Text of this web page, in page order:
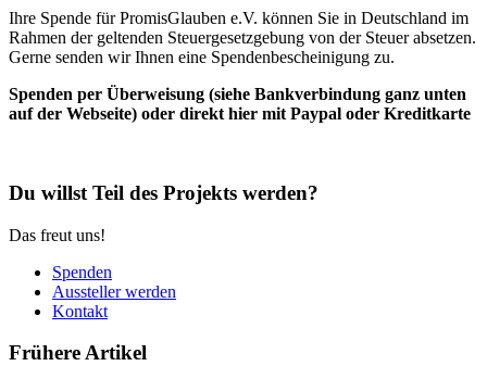
Ihre Spende für PromisGlauben e.V. können Sie in Deutschland im
Rahmen der geltenden Steuergesetzgebung von der Steuer absetzen.
Gerne senden wir Ihnen eine Spendenbescheinigung zu.
Spenden per Überweisung (siehe Bankverbindung ganz unten
auf der Webseite) oder direkt hier mit Paypal oder Kreditkarte
Du willst Teil des Projekts werden?
Das freut uns!
Spenden
Aussteller werden
Kontakt
Frühere Artikel